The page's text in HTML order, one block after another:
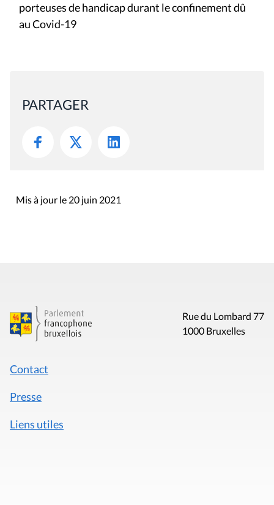
porteuses de handicap durant le confinement dû
au Covid-19
PARTAGER
Mis à jour le 20 juin 2021
Rue du Lombard 77
1000 Bruxelles
Contact
Presse
Liens utiles